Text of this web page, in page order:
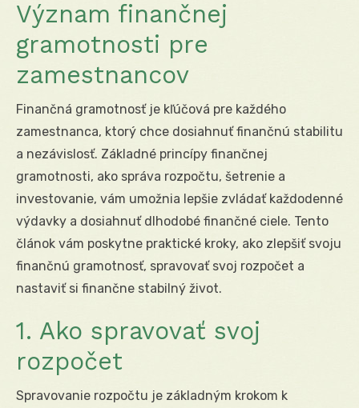
Význam finančnej
gramotnosti pre
zamestnancov
Finančná gramotnosť je kľúčová pre každého
zamestnanca, ktorý chce dosiahnuť finančnú stabilitu
a nezávislosť. Základné princípy finančnej
gramotnosti, ako správa rozpočtu, šetrenie a
investovanie, vám umožnia lepšie zvládať každodenné
výdavky a dosiahnuť dlhodobé finančné ciele. Tento
článok vám poskytne praktické kroky, ako zlepšiť svoju
finančnú gramotnosť, spravovať svoj rozpočet a
nastaviť si finančne stabilný život.
1. Ako spravovať svoj
rozpočet
Spravovanie rozpočtu je základným krokom k